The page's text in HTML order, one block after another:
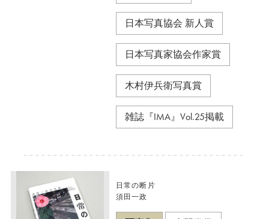
日本写真協会 新人賞
日本写真家協会作家賞
木村伊兵衛写真賞
雑誌『IMA』Vol.25掲載
日常の断片
須田一政